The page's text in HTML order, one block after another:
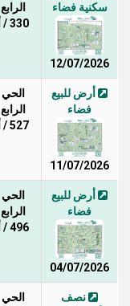
سكنية فضاء
12/07/2026
الرابع
330 / أ
أرض للبيع
فضاء
11/07/2026
الحي
الرابع
527 / أ
أرض للبيع
فضاء
04/07/2026
الحي
الرابع
496 / أ
نصف
الحي